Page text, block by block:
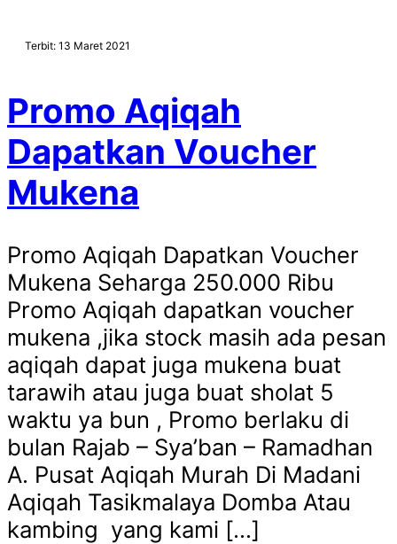
Terbit: 13 Maret 2021
Promo Aqiqah
Dapatkan Voucher
Mukena
Promo Aqiqah Dapatkan Voucher
Mukena Seharga 250.000 Ribu
Promo Aqiqah dapatkan voucher
mukena ,jika stock masih ada pesan
aqiqah dapat juga mukena buat
tarawih atau juga buat sholat 5
waktu ya bun , Promo berlaku di
bulan Rajab – Sya’ban – Ramadhan
A. Pusat Aqiqah Murah Di Madani
Aqiqah Tasikmalaya Domba Atau
kambing yang kami […]